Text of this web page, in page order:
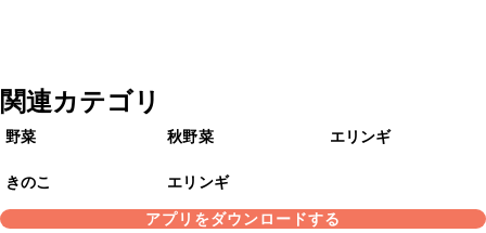
関連カテゴリ
野菜 秋野菜 エリンギ
きのこ
エリンギ
アプリをダウンロードする